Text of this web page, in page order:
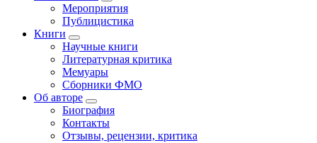
Мероприятия
Публицистика
Книги
Научные книги
Литературная критика
Мемуары
Сборники ФМО
Об авторе
Биография
Контакты
Отзывы, рецензии, критика